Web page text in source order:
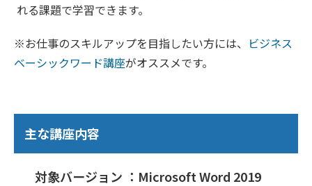
れる課題で学習できます。
※お仕事のスキルアップを目指したい方には、 ビジネス
ベーシックワード講座がオススメです。
主な講座内容
対象バージョン ：Microsoft Word 2019